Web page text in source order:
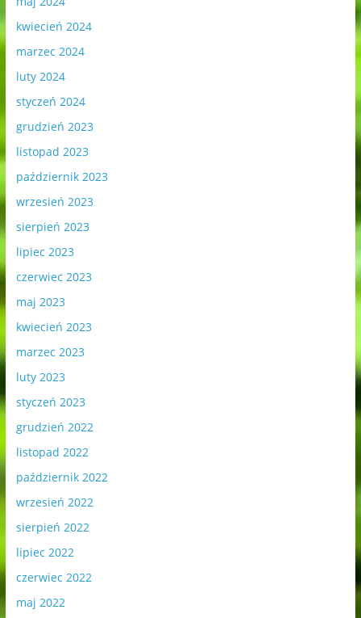
kwiecień 2024
marzec 2024
luty 2024
styczeń 2024
grudzień 2023
listopad 2023
październik 2023
wrzesień 2023
sierpień 2023
lipiec 2023
czerwiec 2023
maj 2023
kwiecień 2023
marzec 2023
luty 2023
styczeń 2023
grudzień 2022
listopad 2022
październik 2022
wrzesień 2022
sierpień 2022
lipiec 2022
czerwiec 2022
maj 2022